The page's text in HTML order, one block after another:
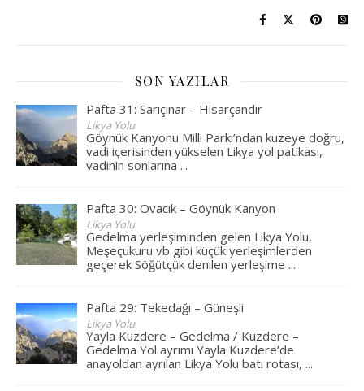
SON YAZILAR
Pafta 31: Sarıçınar – Hisarçandır
Likya Yolu
Göynük Kanyonu Milli Parkı’ndan kuzeye doğru,
vadi içerisinden yükselen Likya yol patikası,
vadinin sonlarına ...
Pafta 30: Ovacık – Göynük Kanyon
Likya Yolu
Gedelma yerleşiminden gelen Likya Yolu,
Meşeçukuru vb gibi küçük yerleşimlerden
geçerek Söğütçük denilen yerleşime ...
Pafta 29: Tekedağı – Güneşli
Likya Yolu
Yayla Kuzdere – Gedelma / Kuzdere –
Gedelma Yol ayrımı Yayla Kuzdere’de
anayoldan ayrılan Likya Yolu batı rotası,...